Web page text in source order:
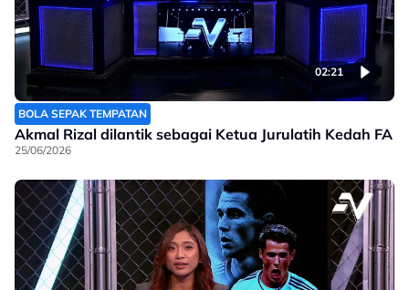
02:21
BOLA SEPAK TEMPATAN
Akmal Rizal dilantik sebagai Ketua Jurulatih Kedah FA
25/06/2026